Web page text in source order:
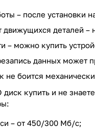
– после установки
движущихся деталей –
– можно купить
данных может
не боится
диск купить и не
– от 450/300 Мб/c;